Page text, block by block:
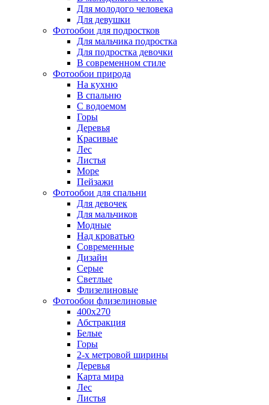
Для молодого человека
Для девушки
Фотообои для подростков
Для мальчика подростка
Для подростка девочки
В современном стиле
Фотообои природа
На кухню
В спальню
С водоемом
Горы
Деревья
Красивые
Лес
Листья
Море
Пейзажи
Фотообои для спальни
Для девочек
Для мальчиков
Модные
Над кроватью
Современные
Дизайн
Серые
Светлые
Флизелиновые
Фотообои флизелиновые
400х270
Абстракция
Белые
Горы
2-х метровой ширины
Деревья
Карта мира
Лес
Листья